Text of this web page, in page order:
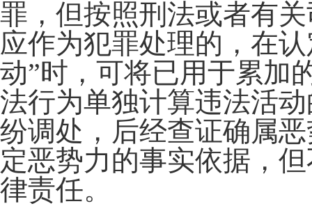
罪，但按照刑法或者有
应作为犯罪处理的，在
动”时，可将已用于累加
法行为单独计算违法活
纷调处，后经查证确属
定恶势力的事实依据，
律责任。